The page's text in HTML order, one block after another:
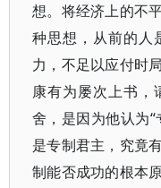
想。将经济上的不
种思想，从前的人
力，不足以应付时
康有为屡次上书，
舍，是因为他认为
是专制君主，究竟
制能否成功的根本